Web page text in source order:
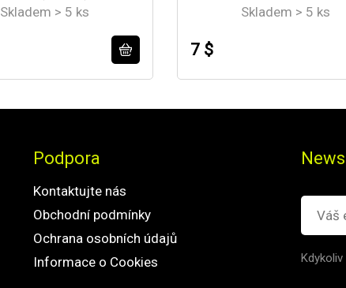
Skladem > 5 ks Skladem > 5 ks
7 $
Podpora
Kontaktujte nás
Obchodní podmínky
Ochrana osobních údajů
Informace o Cookies